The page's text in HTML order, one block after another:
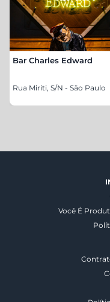
Bar Charles Edward
Rua Miriti, S/N - São Paulo
Você É